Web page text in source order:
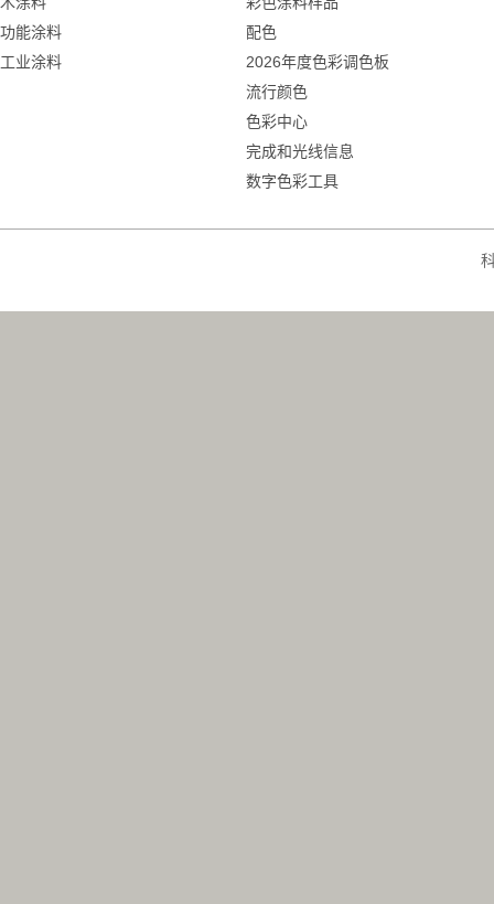
功能涂料
工业涂料
配色
2026年度色彩调色板
流行颜色
色彩中心
完成和光线信息
数字色彩工具